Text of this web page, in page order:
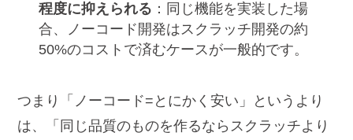
程度に抑えられる ：同じ機能を実装した場
合、ノーコード開発はスクラッチ開発の約
50%のコストで済むケースが一般的です。
つまり「ノーコード=とにかく安い」というより
は、「同じ品質のものを作るならスクラッチより